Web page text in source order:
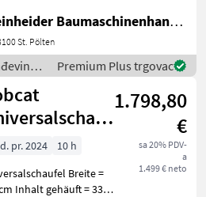
Kompaktni
Kleinheider Baumaschinenhandel GmbH.
St. Pölten
/
Premium Plus trgovac
1.798,80
€
sa 20% PDV-
a
1.499 € neto
pr. 2024
10 h
Breite =
Inhalt gehäuft = 330l